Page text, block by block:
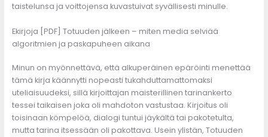
taistelunsa ja voittojensa kuvastuivat syvällisesti minulle.
Ekirjoja [PDF] Totuuden jälkeen – miten media selviää
algoritmien ja paskapuheen aikana
Minun on myönnettävä, että alkuperäinen epäröinti menettää
tämä kirja käännytti nopeasti tukahduttamattomaksi
uteliaisuudeksi, sillä kirjoittajan maisterillinen tarinankerto
tessei taikaisen joka oli mahdoton vastustaa. Kirjoitus oli
toisinaan kömpelöä, dialogi tuntui jäykältä tai pakotetulta,
mutta tarina itsessään oli pakottava. Usein ylistän, Totuuden